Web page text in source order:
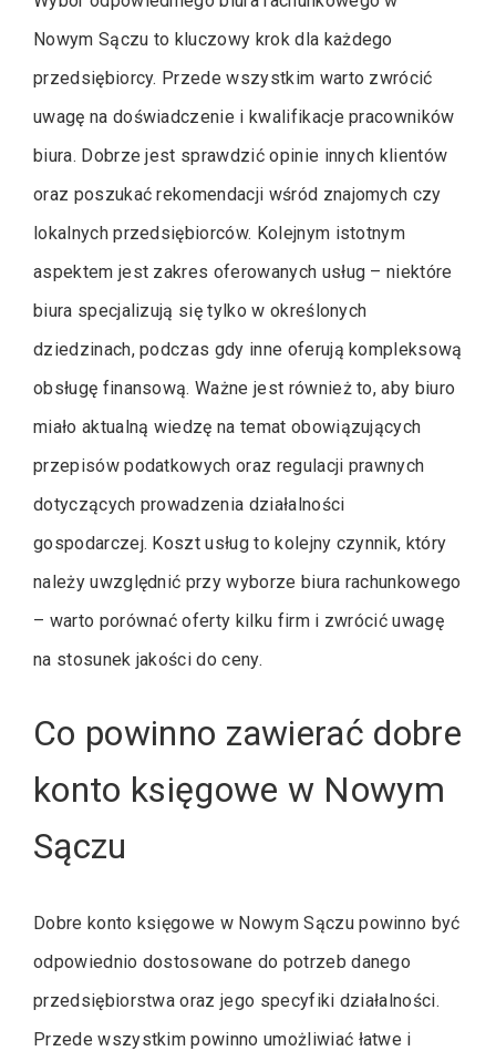
Nowym Sączu to kluczowy krok dla każdego
przedsiębiorcy. Przede wszystkim warto zwrócić
uwagę na doświadczenie i kwalifikacje pracowników
biura. Dobrze jest sprawdzić opinie innych klientów
oraz poszukać rekomendacji wśród znajomych czy
lokalnych przedsiębiorców. Kolejnym istotnym
aspektem jest zakres oferowanych usług – niektóre
biura specjalizują się tylko w określonych
dziedzinach, podczas gdy inne oferują kompleksową
obsługę finansową. Ważne jest również to, aby biuro
miało aktualną wiedzę na temat obowiązujących
przepisów podatkowych oraz regulacji prawnych
dotyczących prowadzenia działalności
gospodarczej. Koszt usług to kolejny czynnik, który
należy uwzględnić przy wyborze biura rachunkowego
– warto porównać oferty kilku firm i zwrócić uwagę
na stosunek jakości do ceny.
Co powinno zawierać dobre
konto księgowe w Nowym
Sączu
Dobre konto księgowe w Nowym Sączu powinno być
odpowiednio dostosowane do potrzeb danego
przedsiębiorstwa oraz jego specyfiki działalności.
Przede wszystkim powinno umożliwiać łatwe i